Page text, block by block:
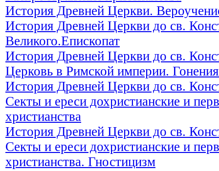
История Древней Церкви.
История Древней Церкви до св.
Великого.Епископат
История Древней Церкви до св.
Церковь в Римской империи.
История Древней Церкви до св.
Секты и ереси дохристианские и
христианства
История Древней Церкви до св.
Секты и ереси дохристианские и
христианства. Гностицизм